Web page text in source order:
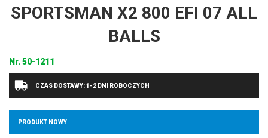
SPORTSMAN X2 800 EFI 07 ALL
BALLS
Nr.50-1211
CZAS DOSTAWY: 1-2 DNI ROBOCZYCH
PRODUKT NOWY